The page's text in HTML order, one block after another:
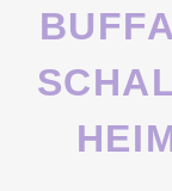
BUFFALO-HÜHNCHEN-